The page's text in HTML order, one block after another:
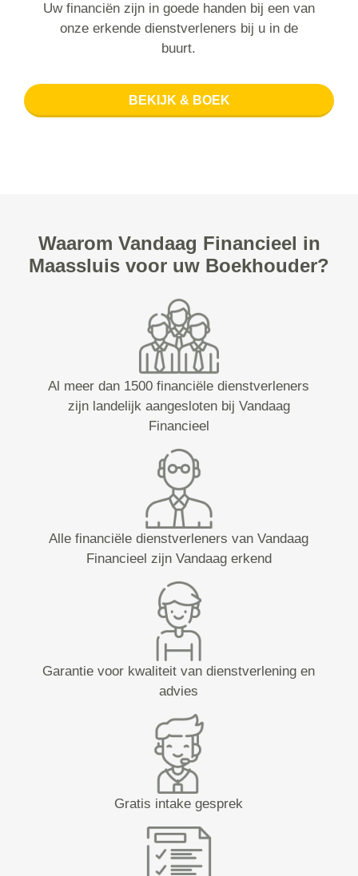
Uw financiën zijn in goede handen bij een van
onze erkende dienstverleners bij u in de
buurt.
BEKIJK & BOEK
Waarom Vandaag Financieel in
Maassluis voor uw Boekhouder?
Al meer dan 1500 financiële dienstverleners
zijn landelijk aangesloten bij Vandaag
Financieel
Alle financiële dienstverleners van Vandaag
Financieel zijn Vandaag erkend
Garantie voor kwaliteit van dienstverlening en
advies
Gratis intake gesprek